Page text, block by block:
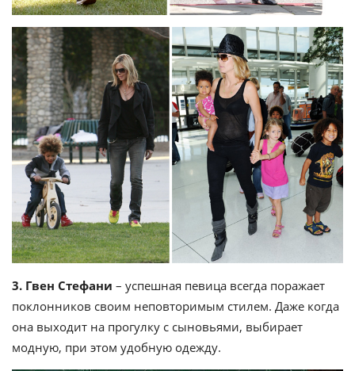
3. Гвен Стефани – успешная певица всегда поражает
поклонников своим неповторимым стилем. Даже когда
она выходит на прогулку с сыновьями, выбирает
модную, при этом удобную одежду.